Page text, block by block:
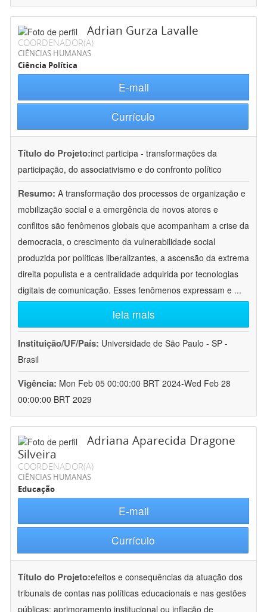
Adrian Gurza Lavalle
COORDENADOR(A)
CIÊNCIAS HUMANAS
Ciência Política
E-mail
Currículo
Título do Projeto:inct participa - transformações da
participação, do associativismo e do confronto político
Resumo: A transformação dos processos de organização e
mobilização social e a emergência de novos atores e
conflitos são fenômenos globais que acompanham a crise da
democracia, o crescimento da vulnerabilidade social
produzida por políticas liberalizantes, a ascensão da extrema
direita populista e a centralidade adquirida por tecnologias
digitais de comunicação. Esses fenômenos expressam e ...
leia mais
Instituição/UF/País: Universidade de São Paulo - SP -
Brasil
Vigência: Mon Feb 05 00:00:00 BRT 2024-Wed Feb 28
00:00:00 BRT 2029
Adriana Aparecida Dragone
Silveira
COORDENADOR(A)
CIÊNCIAS HUMANAS
Educação
E-mail
Currículo
Título do Projeto:efeitos e consequências da atuação dos
tribunais de contas nas políticas educacionais e nas gestões
públicas: aprimoramento institucional ou inflação de